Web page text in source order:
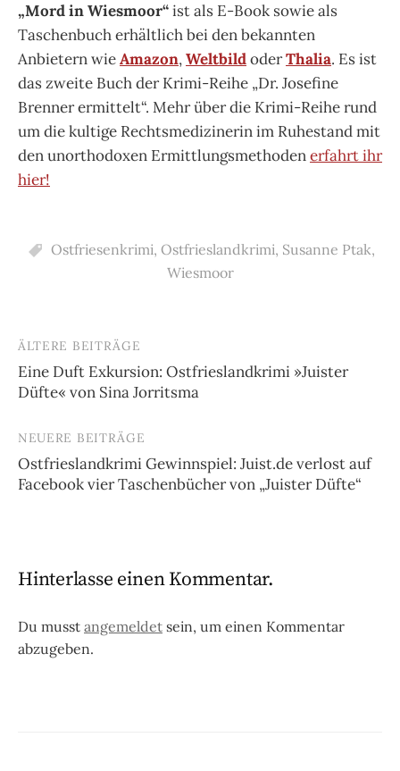
„Mord in Wiesmoor“ist als E-Book sowie als
Taschenbuch erhältlich bei den bekannten
Anbietern wieAmazon,WeltbildoderThalia. Es ist
das zweite Buch der Krimi-Reihe „Dr. Josefine
Brenner ermittelt“. Mehr über die Krimi-Reihe rund
um die kultige Rechtsmedizinerin im Ruhestand mit
den unorthodoxen Ermittlungsmethodenerfahrt ihr
hier!
Ostfriesenkrimi, Ostfrieslandkrimi, Susanne Ptak,
Wiesmoor
Beitragsnavigation
ÄLTERE BEITRÄGE
Eine Duft Exkursion: Ostfrieslandkrimi »Juister
Düfte« von Sina Jorritsma
NEUERE BEITRÄGE
Ostfrieslandkrimi Gewinnspiel: Juist.de verlost auf
Facebook vier Taschenbücher von „Juister Düfte“
Hinterlasse einen Kommentar.
Du musst angemeldet sein, um einen Kommentar
abzugeben.